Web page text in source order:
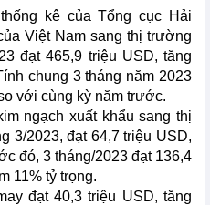
kê của Tổng cục Hải
Việt Nam sang thị trường
đạt 465,9 triệu USD, tăng
chung 3 tháng năm 2023
với cùng kỳ năm trước.
ngạch xuất khẩu sang thị
3/2023, đạt 64,7 triệu USD,
đó, 3 tháng/2023 đạt 136,4
11% tỷ trọng.
đạt 40,3 triệu USD, tăng